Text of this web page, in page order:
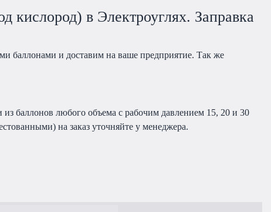
кислород) в Электроуглях. Заправка
баллонами и доставим на ваше предприятие. Так же
баллонов любого объема с рабочим давлением 15, 20 и 30
на заказ уточняйте у менеджера.